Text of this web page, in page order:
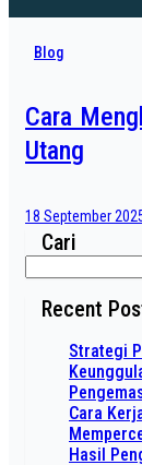
Blog
Cara
Utang
18 September
Cari
Recent
Strategi
Cara
Hasil